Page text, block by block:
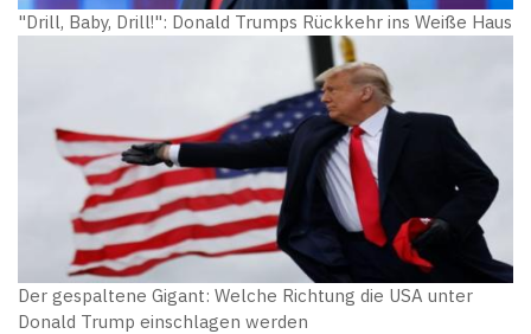
"Drill, Baby, Drill!": Donald Trumps Rückkehr ins Weiße Haus
Der gespaltene Gigant: Welche Richtung die USA unter
Donald Trump einschlagen werden